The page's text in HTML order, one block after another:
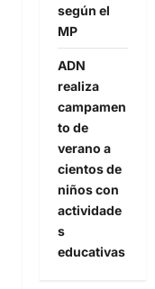
según el
MP
ADN
realiza
campamen
to de
verano a
cientos de
niños con
actividade
s
educativas